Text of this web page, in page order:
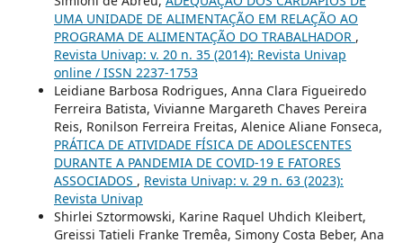
UMA UNIDADE DE ALIMENTAÇÃO EM RELAÇÃO AO
PROGRAMA DE ALIMENTAÇÃO DO TRABALHADOR ,
Revista Univap: v. 20 n. 35 (2014): Revista Univap
online / ISSN 2237-1753
Leidiane Barbosa Rodrigues, Anna Clara Figueiredo
Ferreira Batista, Vivianne Margareth Chaves Pereira
Reis, Ronilson Ferreira Freitas, Alenice Aliane Fonseca,
PRÁTICA DE ATIVIDADE FÍSICA DE ADOLESCENTES
DURANTE A PANDEMIA DE COVID-19 E FATORES
ASSOCIADOS , Revista Univap: v. 29 n. 63 (2023):
Revista Univap
Shirlei Sztormowski, Karine Raquel Uhdich Kleibert,
Greissi Tatieli Franke Tremêa, Simony Costa Beber, Ana